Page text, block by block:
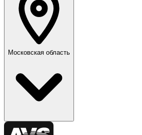
Московская область